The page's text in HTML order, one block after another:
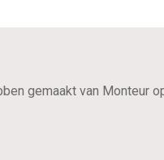
gemaakt van Monteur